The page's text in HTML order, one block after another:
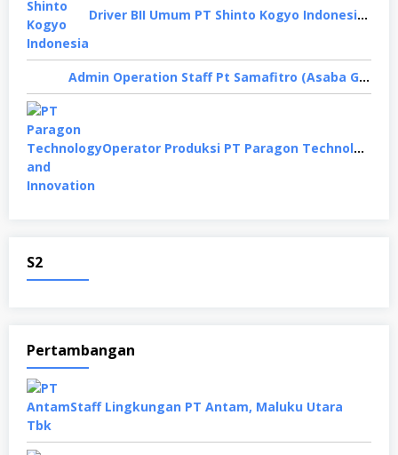
Driver BII Umum PT Shinto Kogyo Indonesia, Karawang
Admin Operation Staff Pt Samafitro (Asaba Group), Jakarta Pusat
Operator Produksi PT Paragon Technology and Innovation, Tangerang
S2
Pertambangan
Staff Lingkungan PT Antam, Maluku Utara